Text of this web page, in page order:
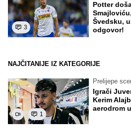
3
Potter
Švedsku,
odgovor!
NAJČITANIJE IZ KATEGORIJE
1
Prelijepe
Igrači
Kerim
aerodrom